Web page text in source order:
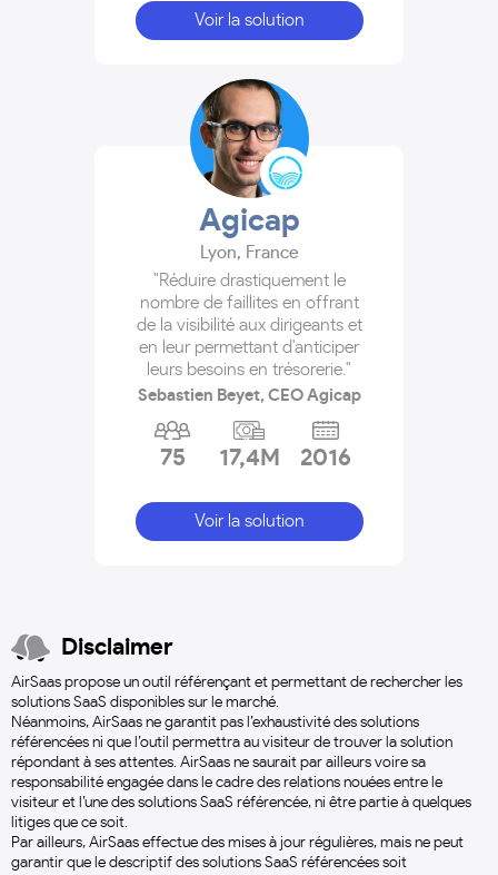
Voir la solution
Agicap
Lyon, France
"Réduire drastiquement le
nombre de faillites en offrant
de la visibilité aux dirigeants et
en leur permettant d'anticiper
leurs besoins en trésorerie."
Sebastien Beyet, CEO Agicap
75 17,4M 2016
Voir la solution
Disclaimer
AirSaas propose un outil référençant et permettant de rechercher les
solutions SaaS disponibles sur le marché.
Néanmoins, AirSaas ne garantit pas l’exhaustivité des solutions
référencées ni que l’outil permettra au visiteur de trouver la solution
répondant à ses attentes. AirSaas ne saurait par ailleurs voire sa
responsabilité engagée dans le cadre des relations nouées entre le
visiteur et l’une des solutions SaaS référencée, ni être partie à quelques
litiges que ce soit.
Par ailleurs, AirSaas effectue des mises à jour régulières, mais ne peut
garantir que le descriptif des solutions SaaS référencées soit